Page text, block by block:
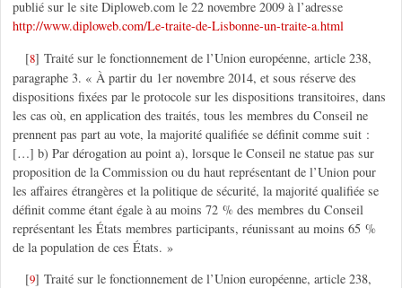
publié sur le site Diploweb.com le 22 novembre 2009 à l’adresse
http://www.diploweb.com/Le-traite-de-Lisbonne-un-traite-a.html
[8]Traité sur le fonctionnement de l’Union européenne, article 238,
paragraphe 3. « À partir du 1er novembre 2014, et sous réserve des
dispositions fixées par le protocole sur les dispositions transitoires, dans
les cas où, en application des traités, tous les membres du Conseil ne
prennent pas part au vote, la majorité qualifiée se définit comme suit :
[…] b) Par dérogation au point a), lorsque le Conseil ne statue pas sur
proposition de la Commission ou du haut représentant de l’Union pour
les affaires étrangères et la politique de sécurité, la majorité qualifiée se
définit comme étant égale à au moins 72 % des membres du Conseil
représentant les États membres participants, réunissant au moins 65 %
de la population de ces États. »
[9]Traité sur le fonctionnement de l’Union européenne, article 238,